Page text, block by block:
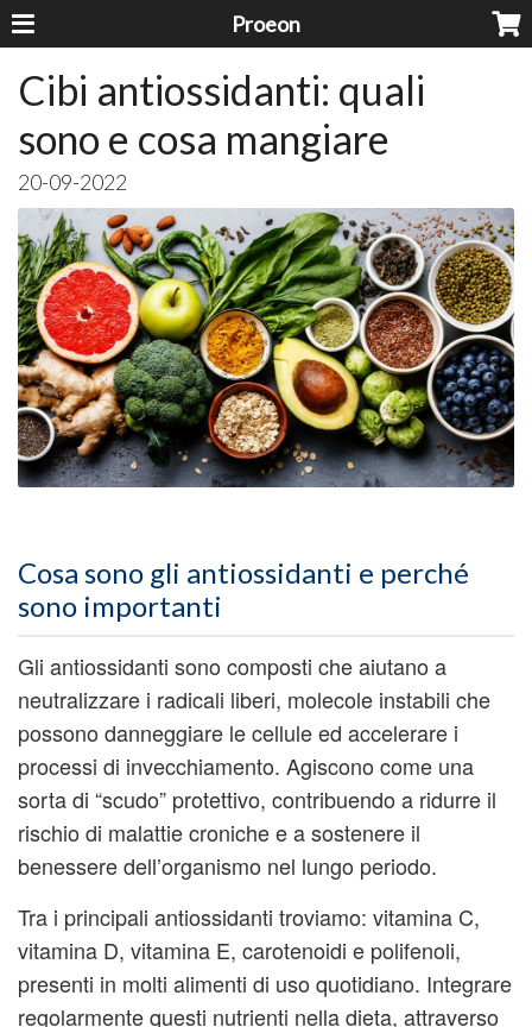
Proeon
Cibi antiossidanti: quali
sono e cosa mangiare
20-09-2022
Cosa sono gli antiossidanti e perché
sono importanti
Gli antiossidanti sono composti che aiutano a
neutralizzare i radicali liberi, molecole instabili che
possono danneggiare le cellule ed accelerare i
processi di invecchiamento. Agiscono come una
sorta di “scudo” protettivo, contribuendo a ridurre il
rischio di malattie croniche e a sostenere il
benessere dell’organismo nel lungo periodo.
Tra i principali antiossidanti troviamo: vitamina C,
vitamina D, vitamina E, carotenoidi e polifenoli,
presenti in molti alimenti di uso quotidiano. Integrare
regolarmente questi nutrienti nella dieta, attraverso